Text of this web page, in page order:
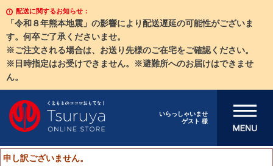
配送に関するお知らせ：
「令和８年熊本地震」の影響により配送遅延の可能性がございま
す。何卒ご了承くださいませ。
※ご注文される場合は、お送り先様のご在宅をご確認ください。
※日時指定はお受けできません。※避難所へのお届けはできませ
ん。
いらっしゃいませ
ゲスト 様
メニューを開
申し訳ございません。